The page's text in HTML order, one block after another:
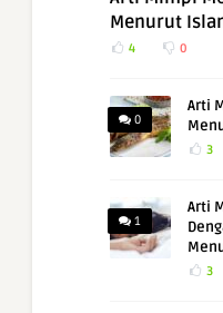
Menurut
4 0
0
Arti
3
1
Arti
3